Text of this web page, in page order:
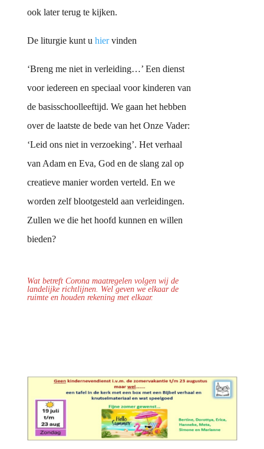
ook later terug te kijken.
De liturgie kunt u hiervinden
‘Breng me niet in verleiding…’ Een dienst
voor iedereen en speciaal voor kinderen van
de basisschoolleeftijd. We gaan het hebben
over de laatste de bede van het Onze Vader:
‘Leid ons niet in verzoeking’. Het verhaal
van Adam en Eva, God en de slang zal op
creatieve manier worden verteld. En we
worden zelf blootgesteld aan verleidingen.
Zullen we die het hoofd kunnen en willen
bieden?
Wat betreft Corona maatregelen volgen wij de
landelijke richtlijnen. Wel geven we elkaar de
ruimte en houden rekening met elkaar.